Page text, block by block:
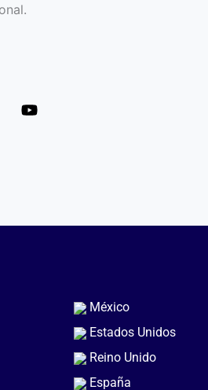
México
Estados Unidos
Reino Unido
España